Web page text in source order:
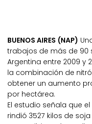
BUENOS AIRES (NAP)
trabajos de más de 90
Argentina entre 2009 y
la combinación de
obtener un aumento
por hectárea.
El estudio señala que
rindió 3527 kilos de